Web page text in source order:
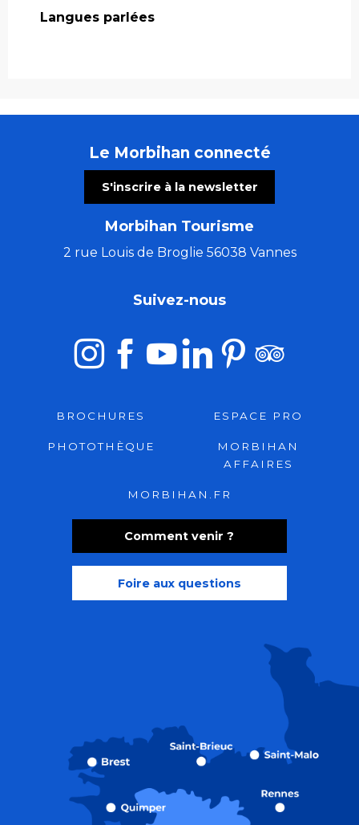
Langues parlées
Langues parlées
Le Morbihan connecté
S'inscrire à la newsletter
Morbihan Tourisme
2 rue Louis de Broglie 56038 Vannes
Comment venir ?
Foire aux questions
Suivez-nous
BROCHURES ESPACE PRO
PHOTOTHÈQUE
MORBIHAN
AFFAIRES
MORBIHAN.FR